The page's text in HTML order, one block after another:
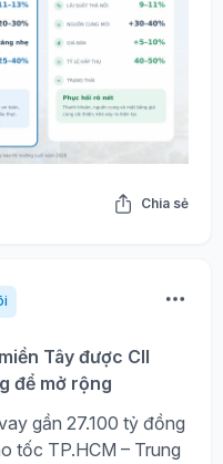
Chia sẻ
Tây được CII
để mở rộng
gần 27.100 tỷ đồng
tốc TP.HCM – Trung